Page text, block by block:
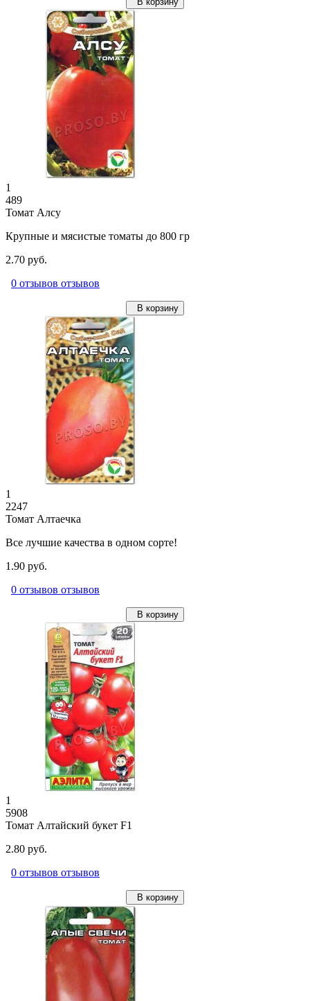
1
489
Томат Алсу
Крупные и мясистые томаты до 800 гр
2.70 руб.
0 отзывов отзывов
В корзину
1
2247
Томат Алтаечка
Все лучшие качества в одном сорте!
1.90 руб.
0 отзывов отзывов
В корзину
1
5908
Томат Алтайский букет F1
2.80 руб.
0 отзывов отзывов
В корзину